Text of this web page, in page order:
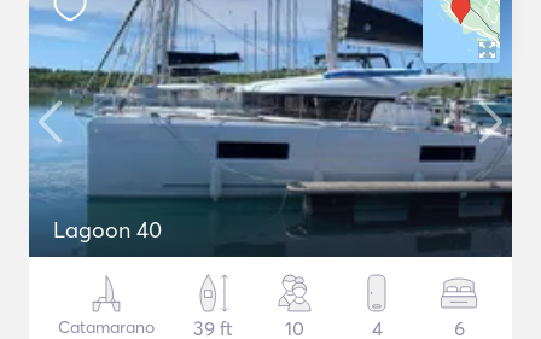
Lagoon 40
Catamarano
39 ft
10 4 6